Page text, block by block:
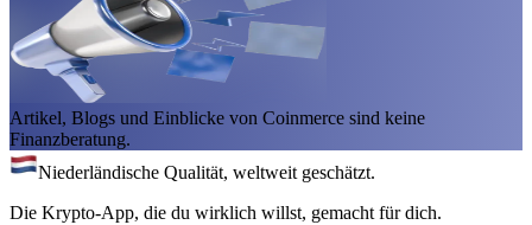
Artikel, Blogs und Einblicke von Coinmerce sind keine
Finanzberatung.
Niederländische Qualität, weltweit geschätzt.
Die Krypto-App, die du wirklich willst, gemacht für dich.